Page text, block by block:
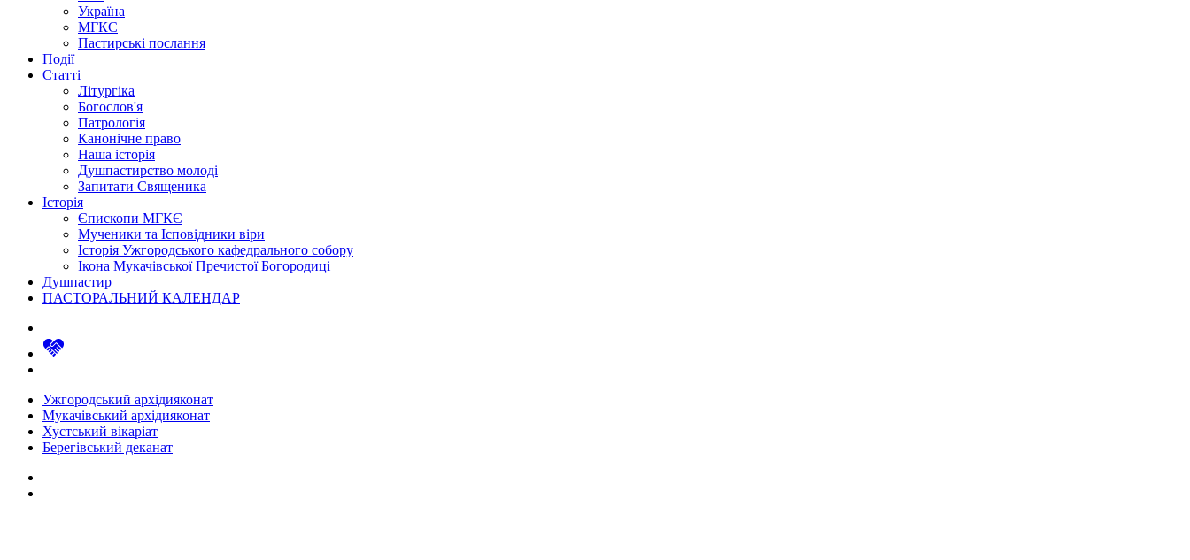
Україна
МГКЄ
Пастирські послання
Події
Статті
Літургіка
Богослов'я
Патрологія
Канонічне право
Наша історія
Душпастирство молоді
Запитати Священика
Історія
Єпископи МГКЄ
Мученики та Ісповідники віри
Історія Ужгородського кафедрального собору
Ікона Мукачівської Пречистої Богородиці
Душпастир
ПАСТОРАЛЬНИЙ КАЛЕНДАР
Ужгородський архідияконат
Мукачівський архідияконат
Хустський вікаріат
Берегівський деканат